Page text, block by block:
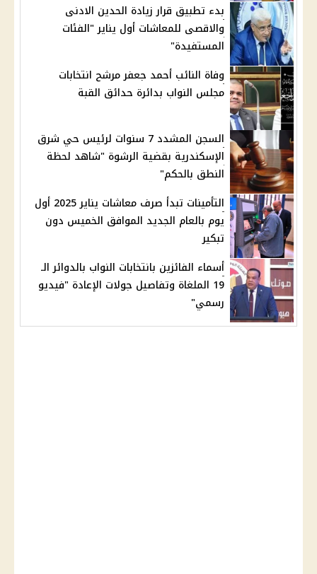
بدء تطبيق قرار زيادة الحدين الادنى
والاقصى للمعاشات أول يناير "الفئات
المستفيدة"
وفاة النائب أحمد جعفر مرشح انتخابات
مجلس النواب بدائرة حدائق القبة
السجن المشدد 7 سنوات لرئيس حي شرق
الإسكندرية بقضية الرشوة "شاهد لحظة
النطق بالحكم"
التأمينات تبدأ صرف معاشات يناير 2025 أول
يوم بالعام الجديد الموافق الخميس دون
تبكير
أسماء الفائزين بانتخابات النواب بالدوائر الـ
19 الملغاة وتفاصيل جولات الإعادة "فيديو
رسمي"